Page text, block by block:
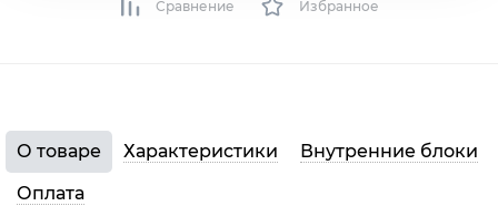
Сравнение Избранное
О товаре Характеристики
Внутренние блоки
Оплата